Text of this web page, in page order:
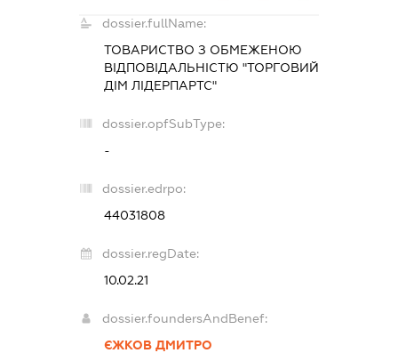
dossier.fullName:
ТОВАРИСТВО З ОБМЕЖЕНОЮ
ВІДПОВІДАЛЬНІСТЮ "ТОРГОВИЙ
ДІМ ЛІДЕРПАРТС"
dossier.opfSubType:
-
dossier.edrpo:
44031808
dossier.regDate:
10.02.21
dossier.foundersAndBenef:
ЄЖКОВ ДМИТРО